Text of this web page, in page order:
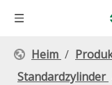
Heim /
Standardzylinder